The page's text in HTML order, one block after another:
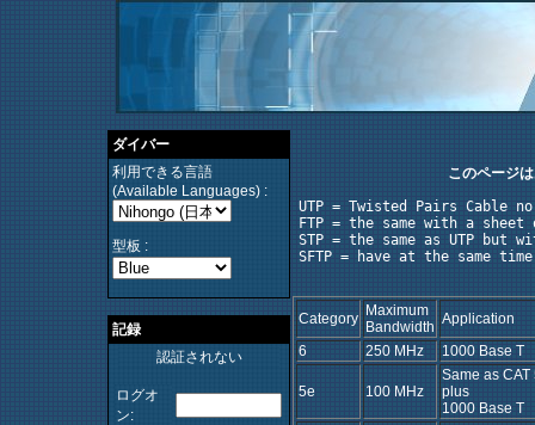
ダイバー
利用できる言語
(Available Languages) :
型板 :
記録
認証されない
ログオ
ン:
このページ
UTP = Twisted Pairs Cable
FTP = the same with a
STP = the same as UTP
SFTP = have at the same
Category Maximum
Bandwidth Application
6
250 MHz 1000 Base T
5e 100 MHz
Same as CAT
plus
1000 Base T